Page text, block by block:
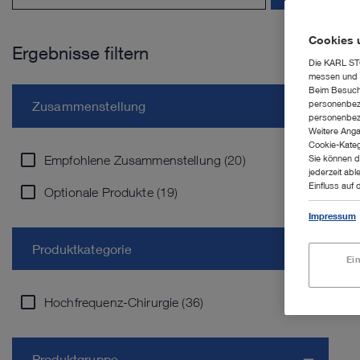
Ergebnisse filtern
Zusammenstellung
Empfohlene Zusammenstellung (20)
Optionale Produkte (19)
Produktkategorie
Hochfrequenz-Chirurgie (36)
Cookies
Die KARL
messen und
Beim
Weitere
Cookie-
Sie können
jederzeit
Einfluss auf
Impressum